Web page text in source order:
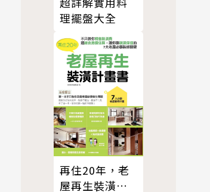
理擺盤大全
再住20年，老
屋再生裝潢計